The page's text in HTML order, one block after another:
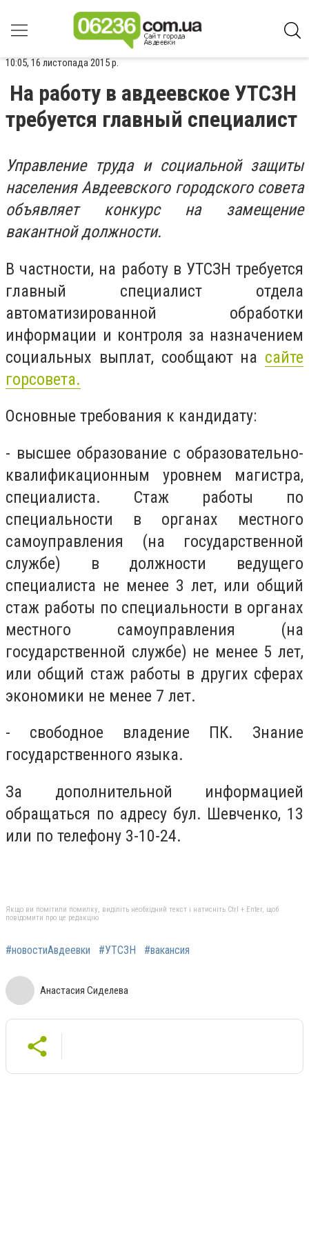
10:05, 16 листопада 2015 р.
На работу в авдеевское УТСЗН
требуется главный специалист
Управление труда и социальной защиты
населения Авдеевского городского совета
объявляет конкурс на замещение
вакантной должности.
В частности, на работу в УТСЗН требуется
главный специалист отдела
автоматизированной обработки
информации и контроля за назначением
социальных выплат, сообщают на сайте
горсовета.
Основные требования к кандидату:
- высшее образование с образовательно-
квалификационным уровнем магистра,
специалиста. Стаж работы по
специальности в органах местного
самоуправления (на государственной
службе) в должности ведущего
специалиста не менее 3 лет, или общий
стаж работы по специальности в органах
местного самоуправления (на
государственной службе) не менее 5 лет,
или общий стаж работы в других сферах
экономики не менее 7 лет.
- свободное владение ПК. Знание
государственного языка.
За дополнительной информацией
обращаться по адресу бул. Шевченко, 13
или по телефону 3-10-24.
Якщо ви помітили помилку, виділіть необхідний текст і натисніть Ctrl + Enter, щоб
повідомити про це редакцію
#новостиАвдеевки #УТСЗН #вакансия
Анастасия Сиделева